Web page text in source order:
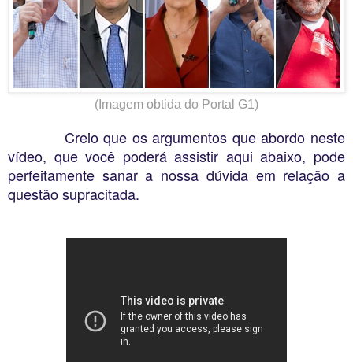
(Imagem obtida do Portal G1)
Creio que os argumentos que abordo neste
vídeo, que você poderá assistir aqui abaixo, pode
perfeitamente sanar a nossa dúvida em relação a
questão supracitada.